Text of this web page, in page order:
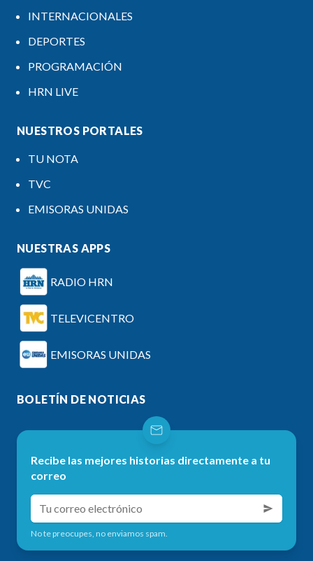
INTERNACIONALES
DEPORTES
PROGRAMACIÓN
HRN LIVE
NUESTROS PORTALES
TU NOTA
TVC
EMISORAS UNIDAS
NUESTRAS APPS
RADIO HRN
TELEVICENTRO
EMISORAS UNIDAS
BOLETÍN DE NOTICIAS
Recibe las mejores historias directamente a tu
correo
No te preocupes, no enviamos spam.